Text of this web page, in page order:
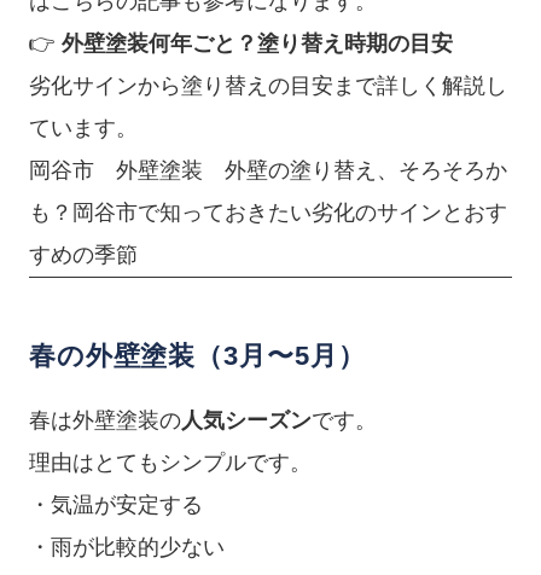
👉 外壁塗装何年ごと？塗り替え時期の目安
劣化サインから塗り替えの目安まで詳しく解説し
ています。
岡谷市 外壁塗装 外壁の塗り替え、そろそろか
も？岡谷市で知っておきたい劣化のサインとおす
すめの季節
春の外壁塗装（3月〜5月）
春は外壁塗装の人気シーズンです。
理由はとてもシンプルです。
・気温が安定する
・雨が比較的少ない